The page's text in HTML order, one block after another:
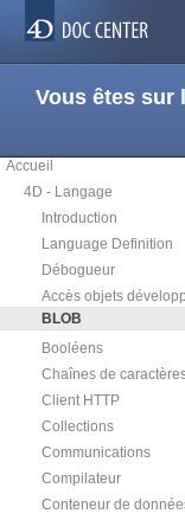
Vous êtes sur
Accueil
4D - Langage
Introduction
Language Definition
Débogueur
Accès objets
BLOB
Booléens
Chaînes de
Client HTTP
Collections
Communications
Compilateur
Conteneur de